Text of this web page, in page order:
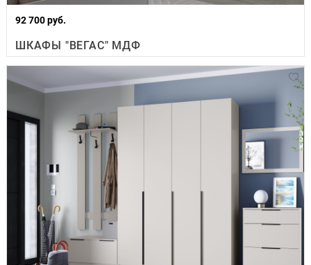
92 700 руб.
ШКАФЫ "ВЕГАС" МДФ